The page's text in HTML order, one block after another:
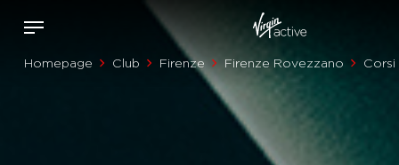
Homepage Club Firenze Firenze Rovezzano Corsi